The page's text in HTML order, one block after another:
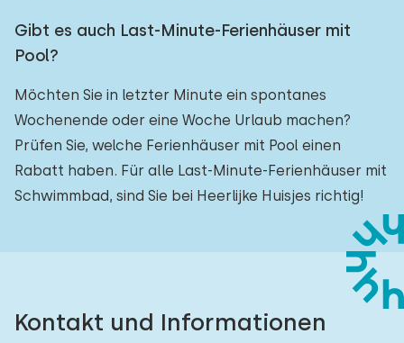
Gibt es auch Last-Minute-Ferienhäuser mit
Pool?
Möchten Sie in letzter Minute ein spontanes
Wochenende oder eine Woche Urlaub machen?
Prüfen Sie, welche Ferienhäuser mit Pool einen
Rabatt haben. Für alle Last-Minute-Ferienhäuser mit
Schwimmbad, sind Sie bei Heerlijke Huisjes richtig!
Kontakt und Informationen